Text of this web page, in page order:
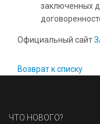
заключенных
Официальный сайт
Возврат к списку
ЧТО НОВОГО?